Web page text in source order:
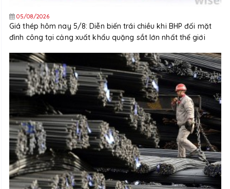
05/08/2026
Giá thép hôm nay 5/8: Diễn biến trái chiều khi BHP đối mặt
đình công tại cảng xuất khẩu quặng sắt lớn nhất thế giới